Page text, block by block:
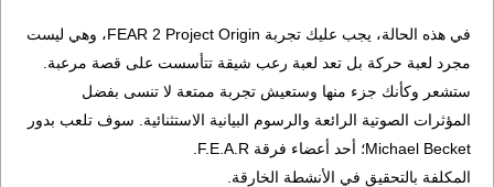
في هذه الحالة، يجب عليك تجربة FEAR 2 Project Origin، وهي ليست
مجرد لعبة حركة بل تعد لعبة رعب شيقة تتأسست على قصة مرعبة.
ستشعر وكأنك جزء منها وستعيش تجربة ممتعة لا تنسى بفضل
المؤثرات الصوتية الرائعة والرسوم البيانية الاستثنائية. سوف تلعب بدور
Michael Becket؛ أحد أعضاء فرقة F.E.A.R.
المكلفة بالتحقيق في الأنشطة الخارقة.